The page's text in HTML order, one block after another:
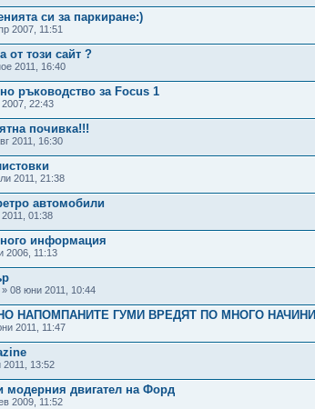
си за паркиране:)
2007, 11:51
от този сайт ?
2011, 16:40
ръководство за Focus 1
2007, 22:43
почивка!!!
2011, 16:30
2011, 21:38
автомобили
01:38
информация
2006, 11:13
» 08 юни 2011, 10:44
НАПОМПАНИТЕ ГУМИ ВРЕДЯТ ПО МНОГО НАЧИНИ
2011, 11:47
13:52
модерния двигател на Форд
2009, 11:52